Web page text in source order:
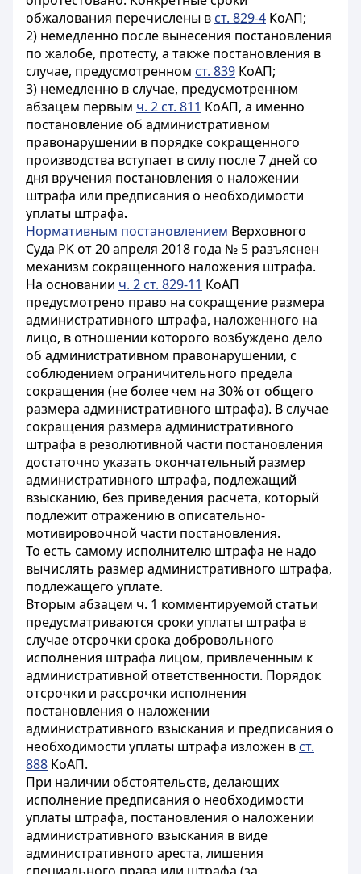
обжалования перечислены в ст. 829-4 КоАП;
2) немедленно после вынесения постановления
по жалобе, протесту, а также постановления в
случае, предусмотренном ст. 839 КоАП;
3) немедленно в случае, предусмотренном
абзацем первым ч. 2 ст. 811 КоАП, а именно
постановление об административном
правонарушении в порядке сокращенного
производства вступает в силу после 7 дней со
дня вручения постановления о наложении
штрафа или предписания о необходимости
уплаты штрафа.
Нормативным постановлением Верховного
Суда РК от 20 апреля 2018 года № 5 разъяснен
механизм сокращенного наложения штрафа.
На основании ч. 2 ст. 829-11 КоАП
предусмотрено право на сокращение размера
административного штрафа, наложенного на
лицо, в отношении которого возбуждено дело
об административном правонарушении, с
соблюдением ограничительного предела
сокращения (не более чем на 30% от общего
размера административного штрафа). В случае
сокращения размера административного
штрафа в резолютивной части постановления
достаточно указать окончательный размер
административного штрафа, подлежащий
взысканию, без приведения расчета, который
подлежит отражению в описательно-
мотивировочной части постановления.
То есть самому исполнителю штрафа не надо
вычислять размер административного штрафа,
подлежащего уплате.
Вторым абзацем ч. 1 комментируемой статьи
предусматриваются сроки уплаты штрафа в
случае отсрочки срока добровольного
исполнения штрафа лицом, привлеченным к
административной ответственности. Порядок
отсрочки и рассрочки исполнения
постановления о наложении
административного взыскания и предписания о
необходимости уплаты штрафа изложен в ст.
888 КоАП.
При наличии обстоятельств, делающих
исполнение предписания о необходимости
уплаты штрафа, постановления о наложении
административного взыскания в виде
административного ареста, лишения